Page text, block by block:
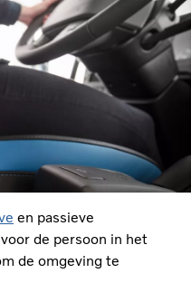
en passieve
de persoon in het
de omgeving te